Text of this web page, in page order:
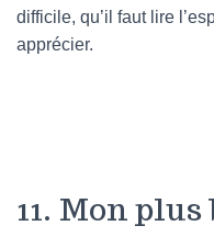
difficile, qu’il faut lire
apprécier.
11. Mon